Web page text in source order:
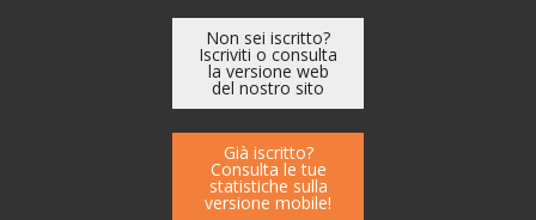
Non sei iscritto?
Iscriviti o consulta
la versione web
del nostro sito
Già iscritto?
Consulta le tue
statistiche sulla
versione mobile!